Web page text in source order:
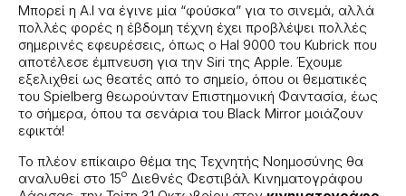
Μπορεί η Α.I να έγινε μία “φούσκα” για το σινεμά, αλλά
πολλές φορές η έβδομη τέχνη έχει προβλέψει πολλές
σημερινές εφευρέσεις, όπως ο Hal 9000 του Kubrick που
αποτέλεσε έμπνευση για την Siri της Apple. Έχουμε
εξελιχθεί ως θεατές από το σημείο, όπου οι θεματικές
του Spielberg θεωρούνταν Επιστημονική Φαντασία, έως
το σήμερα, όπου τα σενάρια του Black Mirror μοιάζουν
εφικτά!
Το πλέον επίκαιρο θέμα της Τεχνητής Νοημοσύνης θα
αναλυθεί στο 15ο Διεθνές Φεστιβάλ Κινηματογράφου